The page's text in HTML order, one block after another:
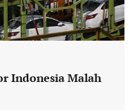
Indonesia Malah